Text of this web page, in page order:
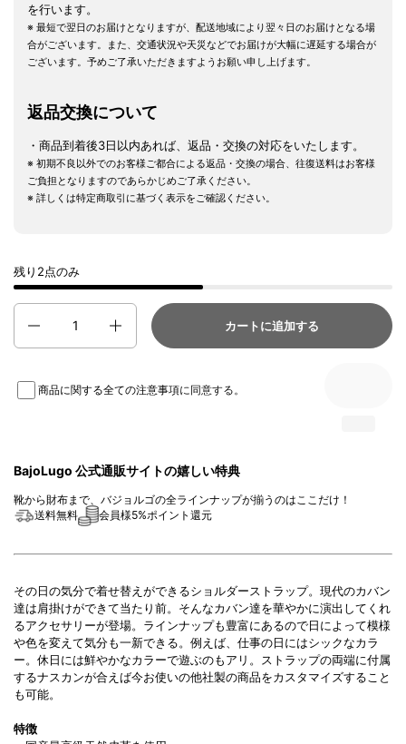
を行います。
※ 最短で翌日のお届けとなりますが、配送地域により翌々日のお届けとなる場
合がございます。また、交通状況や天災などでお届けが大幅に遅延する場合が
ございます。予めご了承いただきますようお願い申し上げます。
返品交換について
・商品到着後3日以内あれば、返品・交換の対応をいたします。
※ 初期不良以外でのお客様ご都合による返品・交換の場合、往復送料はお客様
ご負担となりますのであらかじめご了承ください。
※ 詳しくは特定商取引に基づく表示をご確認ください。
残り2点のみ
カートに追加する
商品に関する全ての注意事項に同意する。
BajoLugo 公式通販サイトの嬉しい特典
靴から財布まで、バジョルゴの全ラインナップが揃うのはここだけ！
送料無料
会員様5%ポイント還元
その日の気分で着せ替えができるショルダーストラップ。現代のカバン
達は肩掛けができて当たり前。 そんなカバン達を華やかに演出してくれ
るアクセサリーが登場。ラインナップも豊富にあるので日によって模様
や色を変えて気分も一新できる。例えば、仕事の日にはシックなカラ
ー。休日には鮮やかなカラーで遊ぶのもアリ。ストラップの両端に付属
するナスカンが合えば今お使いの他社製の商品をカスタマイズすること
も可能。
特徴